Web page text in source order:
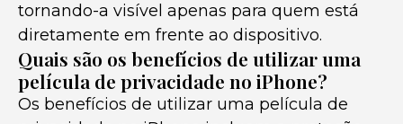
tornando-a visível apenas para quem está
diretamente em frente ao dispositivo.
Quais são os benefícios de utilizar uma
película de privacidade no iPhone?
Os benefícios de utilizar uma película de